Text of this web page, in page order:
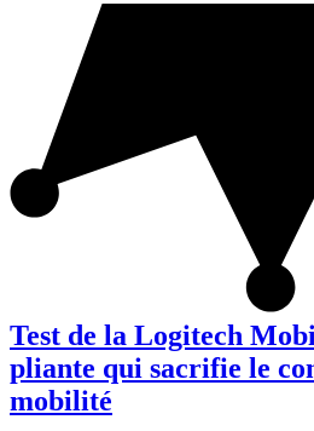
Test de la Logitech
pliante qui sacrifie le
mobilité